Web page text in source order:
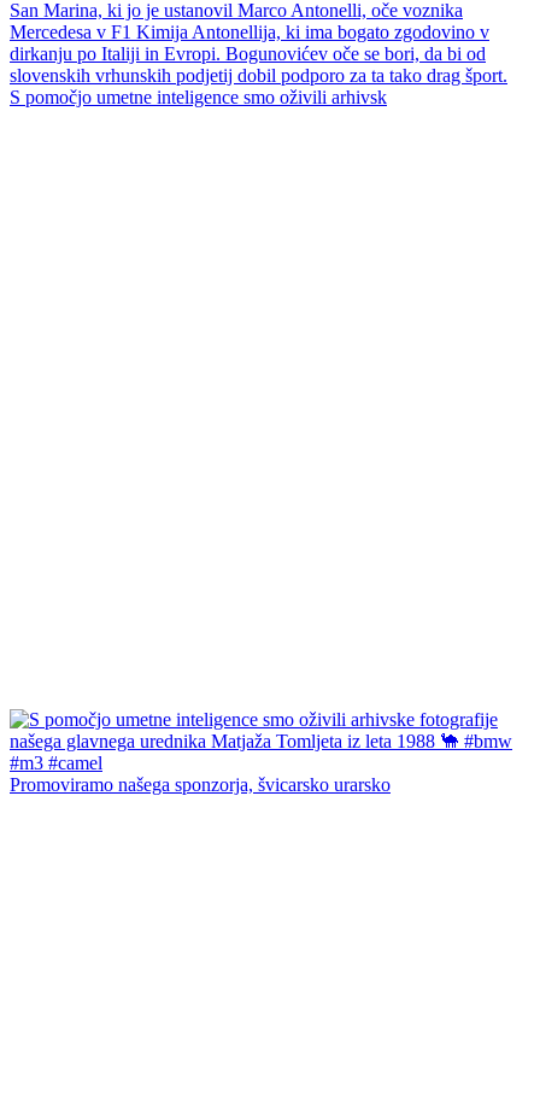
S pomočjo umetne inteligence smo oživili arhivsk
Promoviramo našega sponzorja, švicarsko urarsko